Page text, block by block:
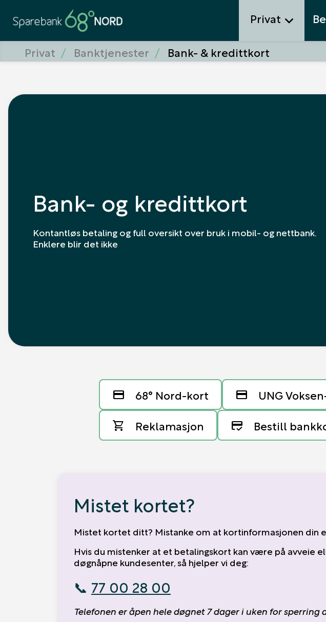
Privat Banktjenester Bank- & kredittkort
Privat
Bank- og kredittkort
Kontantløs betaling og full oversikt over bruk i mobil- og nettbank.
Enklere blir det ikke
68° Nord-kort
credit_card UNG
credit_card
Reklamasjon
shopping_cart Bestill
credit_score
Mistet kortet?
Mistet kortet ditt? Mistanke om at kortinformasjonen din
Hvis du mistenker at et betalingskort kan være på avveie
døgnåpne kundesenter, så hjelper vi deg:
📞 77 00 28 00
Telefonen er åpen hele døgnet 7 dager i uken for sperring